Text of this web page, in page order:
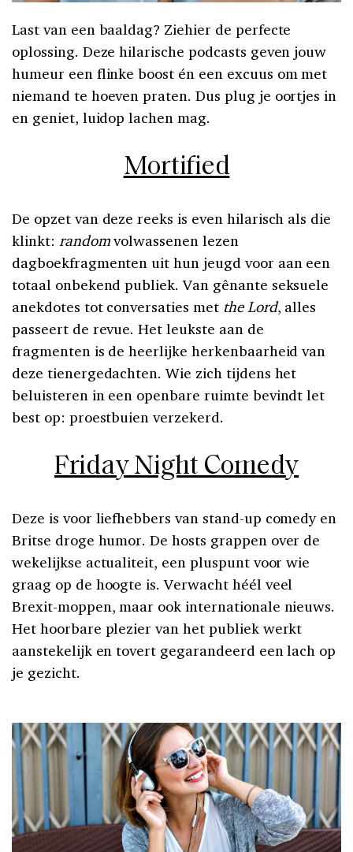
Last van een baaldag? Ziehier de perfecte
oplossing. Deze hilarische podcasts geven jouw
humeur een flinke boost én een excuus om met
niemand te hoeven praten. Dus plug je oortjes in
en geniet, luidop lachen mag.
Mortified
De opzet van deze reeks is even hilarisch als die
klinkt: randomvolwassenen lezen
dagboekfragmenten uit hun jeugd voor aan een
totaal onbekend publiek. Van gênante seksuele
anekdotes tot conversaties met the Lord, alles
passeert de revue. Het leukste aan de
fragmenten is de heerlijke herkenbaarheid van
deze tienergedachten. Wie zich tijdens het
beluisteren in een openbare ruimte bevindt let
best op: proestbuien verzekerd.
Friday Night Comedy
Deze is voor liefhebbers van stand-up comedy en
Britse droge humor. De hosts grappen over de
wekelijkse actualiteit, een pluspunt voor wie
graag op de hoogte is. Verwacht héél veel
Brexit-moppen, maar ook internationale nieuws.
Het hoorbare plezier van het publiek werkt
aanstekelijk en tovert gegarandeerd een lach op
je gezicht.